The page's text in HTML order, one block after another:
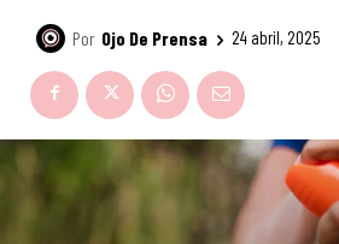
Por Ojo De Prensa 24 abril, 2025